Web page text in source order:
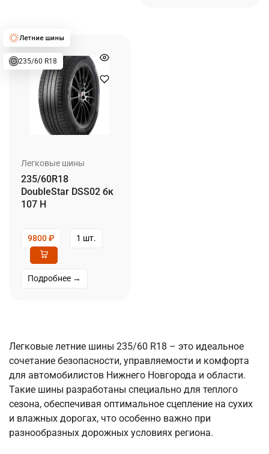
235/60 R18
Легковые шины
235/60R18
DoubleStar DSS02 бк
107 H
9800₽ 1 шт.
Подробнее →
Легковые летние шины 235/60 R18 – это идеальное
сочетание безопасности, управляемости и комфорта
для автомобилистов Нижнего Новгорода и области.
Такие шины разработаны специально для теплого
сезона, обеспечивая оптимальное сцепление на сухих
и влажных дорогах, что особенно важно при
разнообразных дорожных условиях региона.